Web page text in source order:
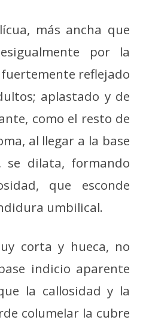
más ancha que
por la
reflejado
aplastado y de
como el resto de
al llegar a la base
se dilata, formando
que esconde
umbilical.
corta y hueca, no
indicio aparente
la callosidad y la
columelar la cubre